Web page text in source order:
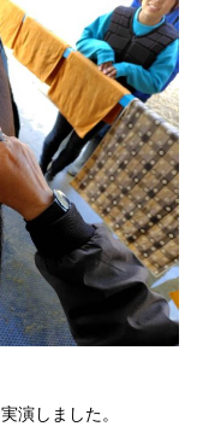
演しました。